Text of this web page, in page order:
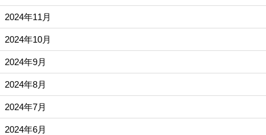
2024年11月
2024年10月
2024年9月
2024年8月
2024年7月
2024年6月